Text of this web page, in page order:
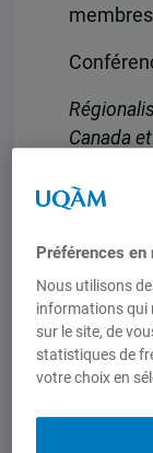
Canada
Monsieur
défense
Préférences
Nous utilisons
informations qui
sur le site, de
statistiques de
votre choix en